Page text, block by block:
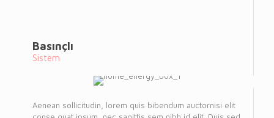
Basınçlı
Sistem
Aenean sollicitudin, lorem quis bibendum auctornisi elit